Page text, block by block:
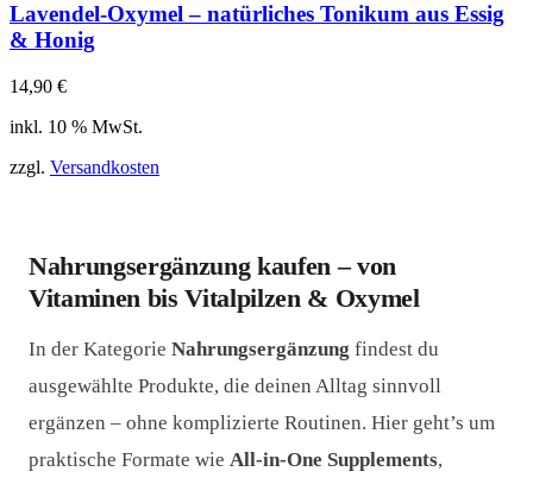
Lavendel-Oxymel – natürliches Tonikum aus Essig
& Honig
14,90 €
inkl. 10 % MwSt.
zzgl. Versandkosten
Nahrungsergänzung kaufen – von
Vitaminen bis Vitalpilzen & Oxymel
In der Kategorie Nahrungsergänzung findest du
ausgewählte Produkte, die deinen Alltag sinnvoll
ergänzen – ohne komplizierte Routinen. Hier geht’s um
praktische Formate wie All-in-One Supplements,